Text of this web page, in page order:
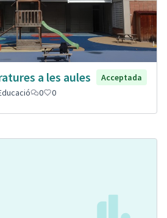
a les aules
Acceptada
0 0